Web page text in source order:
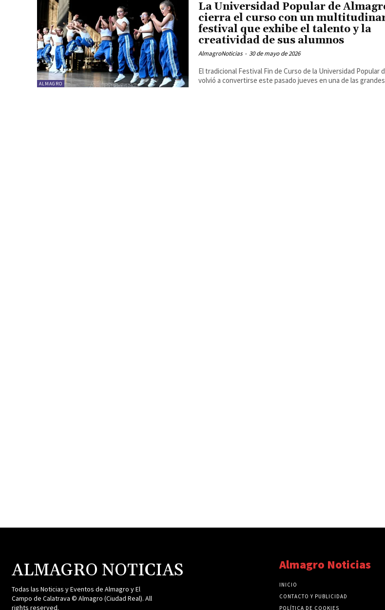
ALMAGRO
La Universidad Popular de
cierra el curso con un
festival que exhibe el talento y la
creatividad de sus alumnos
AlmagroNoticias - 30 de mayo de 2026
El tradicional Festival Fin de Curso de la Universidad Popular
volvió a convertirse este pasado jueves en una de las
ALMAGRO NOTICIAS
Todas las Noticias y Eventos de Almagro y El
Campo de Calatrava © Almagro (Ciudad Real). All
rights reserved.
Almagro Noticias
INICIO
CONTACTO Y PUBLICIDAD
POLÍTICA DE COOKIES